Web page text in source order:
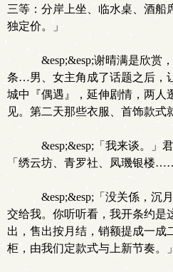
三等：分岸上坐、临水桌、酒船
独定价。」
&esp;&esp;谢晴满是欣赏
条…男、女主角成了话题之后，
城中『偶遇』，延伸剧情，两人
见。第二天那些衣服、首饰款式
&esp;&esp;「我来谈。」
「绣云坊、青罗社、凤璣银楼
&esp;&esp;「没关係，沉
交给我。你听听看，我开条约是
出，售出按月结，销额提成一成
柜，由我们定款式与上新节奏。」